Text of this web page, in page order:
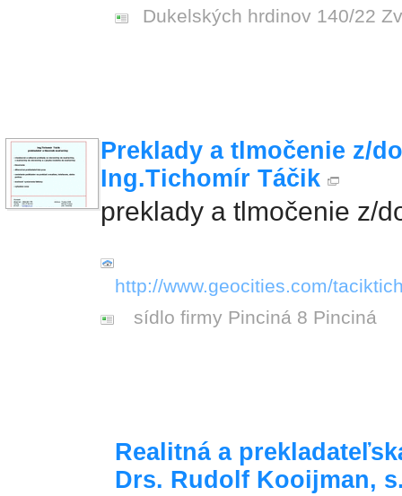
Dukelských hrdinov 140/22
Preklady a tlmočenie z/
Ing.Tichomír Táčik
preklady a tlmočenie z/
http://www.geocities.com/
sídlo firmy Pinciná 8 Pinciná
Realitná a
Drs. Rudolf Kooijman,